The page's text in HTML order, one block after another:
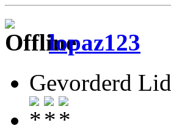
lopaz123
Gevorderd Lid